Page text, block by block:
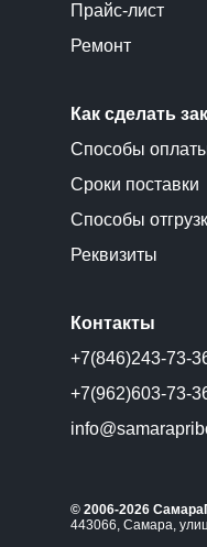
Прайс-лист
Ремонт
Как сделать
Способы
Сроки поставки
Способы
Реквизиты
Контакты
+7(846)243-73-
+7(962)603-73-
© 2006-2026
443066, Самара,